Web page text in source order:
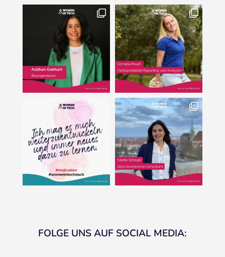
FOLGE UNS AUF SOCIAL MEDIA: